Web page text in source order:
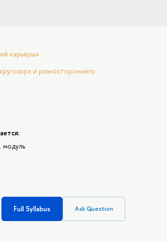
карьеры»
и разностороннего
модуль
Full Syllabus Ask Question